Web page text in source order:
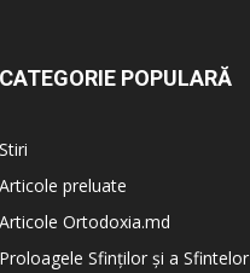
CATEGORIE POPULARĂ
Stiri
Articole preluate
Articole Ortodoxia.md
Proloagele Sfinților și a Sfintelor